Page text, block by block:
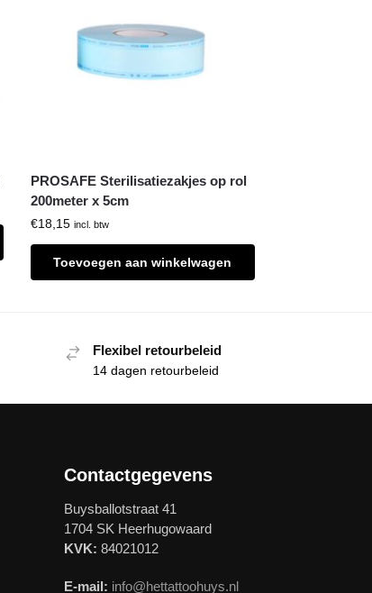
PROSAFE Sterilisatiezakjes op rol
200meter x 5cm
€18,15 incl. btw
Toevoegen aan winkelwagen
Flexibel retourbeleid
14 dagen retourbeleid
Contactgegevens
Buysballotstraat 41
1704 SK Heerhugowaard
KVK: 84021012
E-mail: info@hettattoohuys.nl